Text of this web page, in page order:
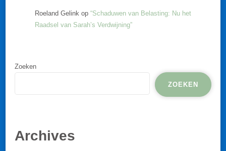
Roeland Gelink op “Schaduwen van Belasting: Nu het
Raadsel van Sarah’s Verdwijning”
Zoeken
ZOEKEN
Archives